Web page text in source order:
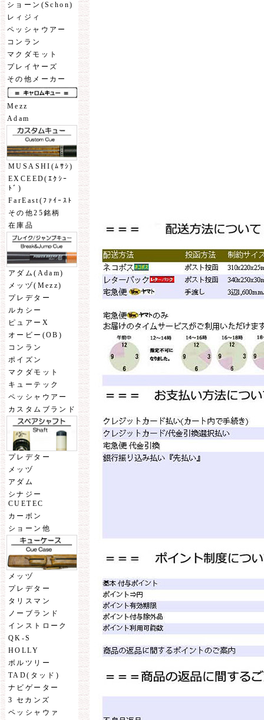
ショーン(Schon)
レィジィ
ペッシャウアー
コンラン
マクダモット
プレイヤーズ
その他メーカー
Mezz
Adam
MUSASHI(ﾑｻｼ)
EXCEED(ｴｸｼｰ
ﾄﾞ)
FarEast(ﾌｧｲｰｽﾄ
その他25銘柄
在庫品
アダム(Adam)
メッヅ(Mezz)
プレデター
ルカシー
ピュアーX
オービー(OB)
コンラン
ポイズン
マクダモット
キューテック
ペッシャウアー
カスタムブランド
プレデター
メッヅ
アダム
シナジー
CUETEC
カーボン
ショーン他
メッヅ
プレデター
タリスマン
ノーブランド
インストローク
QK-S
HOLLY
ボルツリー
TAD(タッド)
ナビゲーター
3 セカンズ
ペッシャウァ